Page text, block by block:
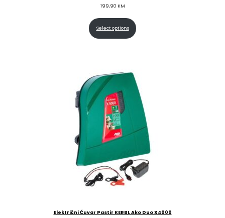
199,90 KM
Select options
Električni Čuvar Pastir KERBL Ako Duo X4000